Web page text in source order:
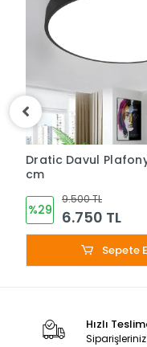
Dratic Davul
cm
%29
9.500 TL
6.750 TL
Sepete
Hızlı